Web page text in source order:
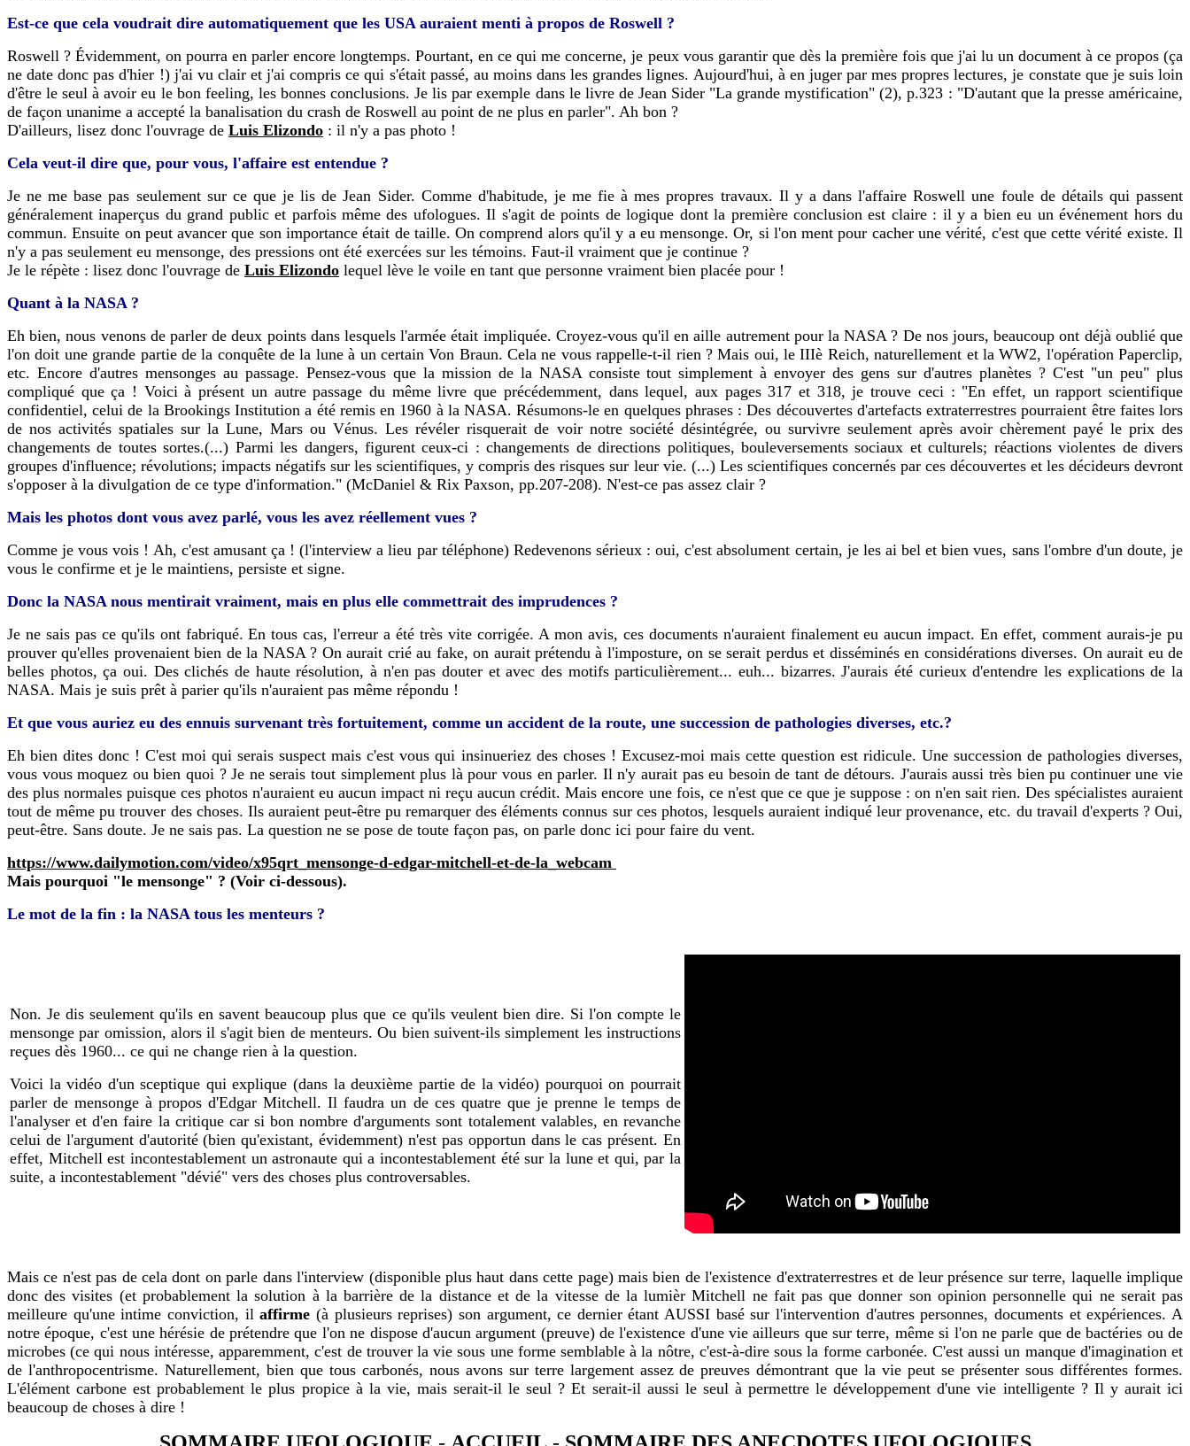
Est-ce que cela voudrait dire automatiquement que les USA auraient menti à propos de Roswell ?
Roswell ? Évidemment, on pourra en parler encore longtemps. Pourtant, en ce qui me concerne, je peux vous garantir que dès la première fois que j'ai lu un document à ce propos (ça
ne date donc pas d'hier !) j'ai vu clair et j'ai compris ce qui s'était passé, au moins dans les grandes lignes. Aujourd'hui, à en juger par mes propres lectures, je constate que je suis loin
d'être le seul à avoir eu le bon feeling, les bonnes conclusions. Je lis par exemple dans le livre de Jean Sider "La grande mystification" (2), p.323 : "D'autant que la presse américaine,
de façon unanime a accepté la banalisation du crash de Roswell au point de ne plus en parler". Ah bon ?
D'ailleurs, lisez donc l'ouvrage de Luis Elizondo : il n'y a pas photo !
Cela veut-il dire que, pour vous, l'affaire est entendue ?
Je ne me base pas seulement sur ce que je lis de Jean Sider. Comme d'habitude, je me fie à mes propres travaux. Il y a dans l'affaire Roswell une foule de détails qui passent
généralement inaperçus du grand public et parfois même des ufologues. Il s'agit de points de logique dont la première conclusion est claire : il y a bien eu un événement hors du
commun. Ensuite on peut avancer que son importance était de taille. On comprend alors qu'il y a eu mensonge. Or, si l'on ment pour cacher une vérité, c'est que cette vérité existe. Il
n'y a pas seulement eu mensonge, des pressions ont été exercées sur les témoins. Faut-il vraiment que je continue ?
Je le répète : lisez donc l'ouvrage de Luis Elizondo lequel lève le voile en tant que personne vraiment bien placée pour !
Quant à la NASA ?
Eh bien, nous venons de parler de deux points dans lesquels l'armée était impliquée. Croyez-vous qu'il en aille autrement pour la NASA ? De nos jours, beaucoup ont déjà oublié que
l'on doit une grande partie de la conquête de la lune à un certain Von Braun. Cela ne vous rappelle-t-il rien ? Mais oui, le IIIè Reich, naturellement et la WW2, l'opération Paperclip,
etc. Encore d'autres mensonges au passage. Pensez-vous que la mission de la NASA consiste tout simplement à envoyer des gens sur d'autres planètes ? C'est "un peu" plus
compliqué que ça ! Voici à présent un autre passage du même livre que précédemment, dans lequel, aux pages 317 et 318, je trouve ceci : "En effet, un rapport scientifique
confidentiel, celui de la Brookings Institution a été remis en 1960 à la NASA. Résumons-le en quelques phrases : Des découvertes d'artefacts extraterrestres pourraient être faites lors
de nos activités spatiales sur la Lune, Mars ou Vénus. Les révéler risquerait de voir notre société désintégrée, ou survivre seulement après avoir chèrement payé le prix des
changements de toutes sortes.(...) Parmi les dangers, figurent ceux-ci : changements de directions politiques, bouleversements sociaux et culturels; réactions violentes de divers
groupes d'influence; révolutions; impacts négatifs sur les scientifiques, y compris des risques sur leur vie. (...) Les scientifiques concernés par ces découvertes et les décideurs devront
s'opposer à la divulgation de ce type d'information." (McDaniel & Rix Paxson, pp.207-208). N'est-ce pas assez clair ?
Mais les photos dont vous avez parlé, vous les avez réellement vues ?
Comme je vous vois ! Ah, c'est amusant ça ! (l'interview a lieu par téléphone) Redevenons sérieux : oui, c'est absolument certain, je les ai bel et bien vues, sans l'ombre d'un doute, je
vous le confirme et je le maintiens, persiste et signe.
Donc la NASA nous mentirait vraiment, mais en plus elle commettrait des imprudences ?
Je ne sais pas ce qu'ils ont fabriqué. En tous cas, l'erreur a été très vite corrigée. A mon avis, ces documents n'auraient finalement eu aucun impact. En effet, comment aurais-je pu
prouver qu'elles provenaient bien de la NASA ? On aurait crié au fake, on aurait prétendu à l'imposture, on se serait perdus et disséminés en considérations diverses. On aurait eu de
belles photos, ça oui. Des clichés de haute résolution, à n'en pas douter et avec des motifs particulièrement... euh... bizarres. J'aurais été curieux d'entendre les explications de la
NASA. Mais je suis prêt à parier qu'ils n'auraient pas même répondu !
Et que vous auriez eu des ennuis survenant très fortuitement, comme un accident de la route, une succession de pathologies diverses, etc.?
Eh bien dites donc ! C'est moi qui serais suspect mais c'est vous qui insinueriez des choses ! Excusez-moi mais cette question est ridicule. Une succession de pathologies diverses,
vous vous moquez ou bien quoi ? Je ne serais tout simplement plus là pour vous en parler. Il n'y aurait pas eu besoin de tant de détours. J'aurais aussi très bien pu continuer une vie
des plus normales puisque ces photos n'auraient eu aucun impact ni reçu aucun crédit. Mais encore une fois, ce n'est que ce que je suppose : on n'en sait rien. Des spécialistes auraient
tout de même pu trouver des choses. Ils auraient peut-être pu remarquer des éléments connus sur ces photos, lesquels auraient indiqué leur provenance, etc. du travail d'experts ? Oui,
peut-être. Sans doute. Je ne sais pas. La question ne se pose de toute façon pas, on parle donc ici pour faire du vent.
https://www.dailymotion.com/video/x95qrt_mensonge-d-edgar-mitchell-et-de-la_webcam
Mais pourquoi "le mensonge" ? (Voir ci-dessous).
Le mot de la fin : la NASA tous les menteurs ?
Non. Je dis seulement qu'ils en savent beaucoup plus que ce qu'ils veulent bien dire. Si l'on compte le
mensonge par omission, alors il s'agit bien de menteurs. Ou bien suivent-ils simplement les instructions
reçues dès 1960... ce qui ne change rien à la question.
Voici la vidéo d'un sceptique qui explique (dans la deuxième partie de la vidéo) pourquoi on pourrait
parler de mensonge à propos d'Edgar Mitchell. Il faudra un de ces quatre que je prenne le temps de
l'analyser et d'en faire la critique car si bon nombre d'arguments sont totalement valables, en revanche
celui de l'argument d'autorité (bien qu'existant, évidemment) n'est pas opportun dans le cas présent. En
effet, Mitchell est incontestablement un astronaute qui a incontestablement été sur la lune et qui, par la
suite, a incontestablement "dévié" vers des choses plus controversables.
Mais ce n'est pas de cela dont on parle dans l'interview (disponible plus haut dans cette page) mais bien de l'existence d'extraterrestres et de leur présence sur terre, laquelle implique
donc des visites (et probablement la solution à la barrière de la distance et de la vitesse de la lumièr Mitchell ne fait pas que donner son opinion personnelle qui ne serait pas
meilleure qu'une intime conviction, ilaffirme (à plusieurs reprises) son argument, ce dernier étant AUSSI basé sur l'intervention d'autres personnes, documents et expériences. A
notre époque, c'est une hérésie de prétendre que l'on ne dispose d'aucun argument (preuve) de l'existence d'une vie ailleurs que sur terre, même si l'on ne parle que de bactéries ou de
microbes (ce qui nous intéresse, apparemment, c'est de trouver la vie sous une forme semblable à la nôtre, c'est-à-dire sous la forme carbonée. C'est aussi un manque d'imagination et
de l'anthropocentrisme. Naturellement, bien que tous carbonés, nous avons sur terre largement assez de preuves démontrant que la vie peut se présenter sous différentes formes.
L'élément carbone est probablement le plus propice à la vie, mais serait-il le seul ? Et serait-il aussi le seul à permettre le développement d'une vie intelligente ? Il y aurait ici
beaucoup de choses à dire !